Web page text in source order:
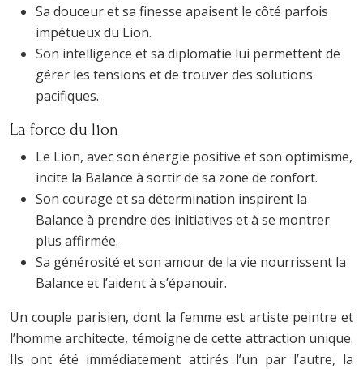
Sa douceur et sa finesse apaisent le côté parfois
impétueux du Lion.
Son intelligence et sa diplomatie lui permettent de
gérer les tensions et de trouver des solutions
pacifiques.
La force du lion
Le Lion, avec son énergie positive et son optimisme,
incite la Balance à sortir de sa zone de confort.
Son courage et sa détermination inspirent la
Balance à prendre des initiatives et à se montrer
plus affirmée.
Sa générosité et son amour de la vie nourrissent la
Balance et l’aident à s’épanouir.
Un couple parisien, dont la femme est artiste peintre et
l’homme architecte, témoigne de cette attraction unique.
Ils ont été immédiatement attirés l’un par l’autre, la